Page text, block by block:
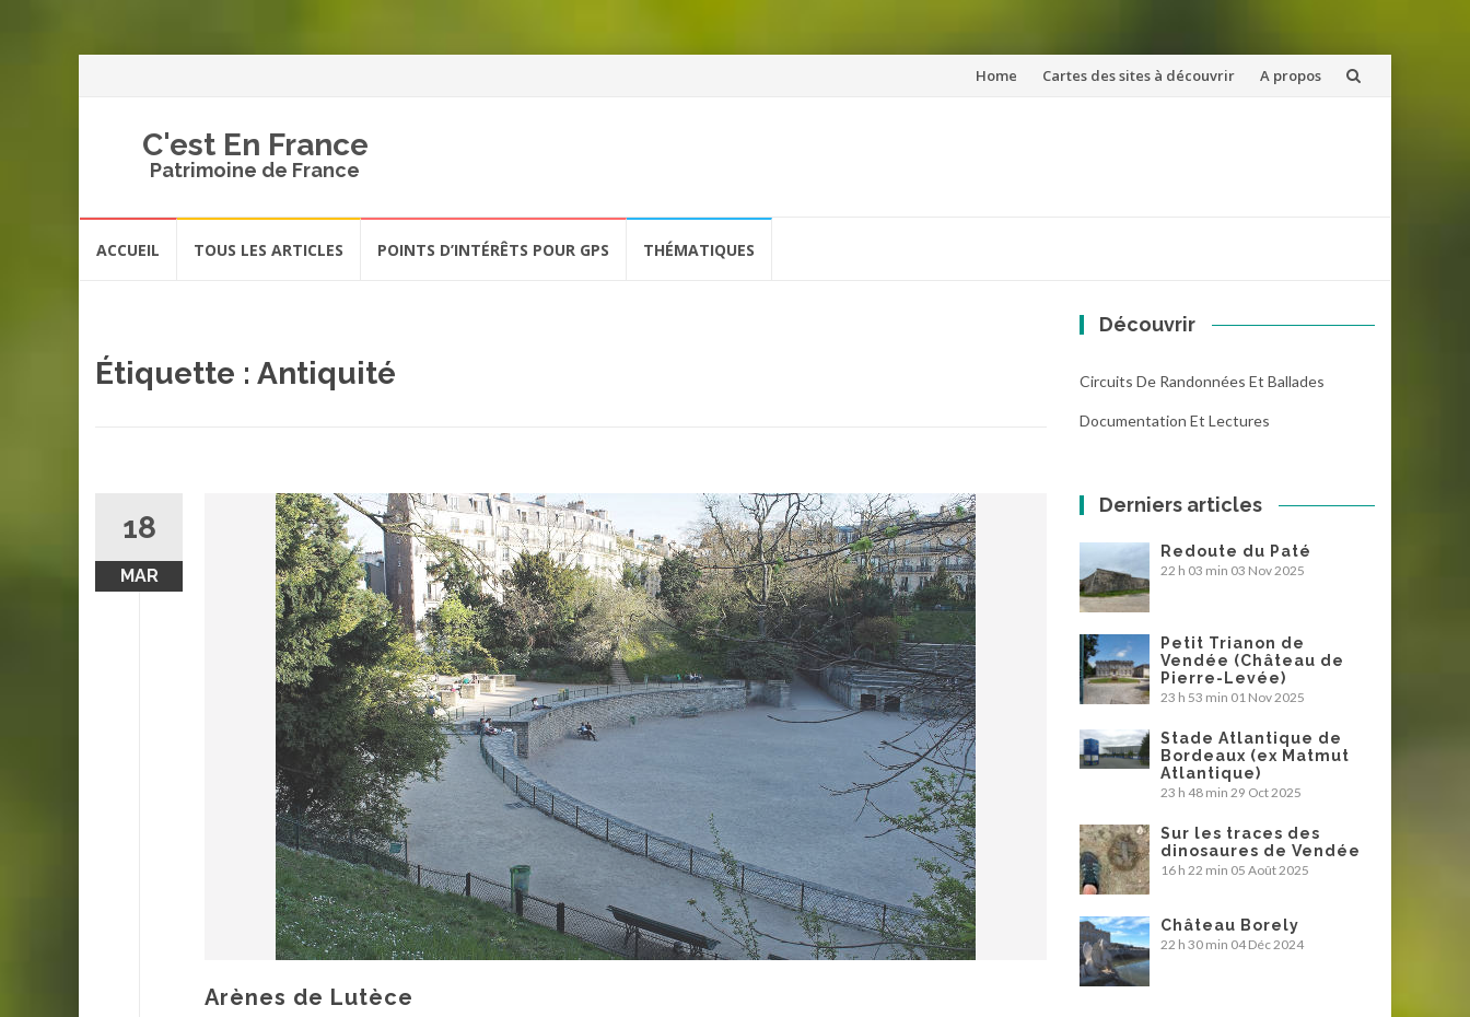
Aller
Home Cartes des sites à découvrir A propos
C'est En France
Patrimoine de France
ACCUEIL TOUS LES ARTICLES POINTS D’INTÉRÊTS POUR GPS THÉMATIQUES
Étiquette : Antiquité
18
MAR
Arènes de Lutèce
Découvrir
Circuits De Randonnées Et Ballades
Documentation Et Lectures
Derniers articles
Redoute du Paté
22 h 03 min 03 Nov 2025
Petit Trianon de
Vendée (Château de
Pierre-Levée)
23 h 53 min 01 Nov 2025
Stade Atlantique de
Bordeaux (ex Matmut
Atlantique)
23 h 48 min 29 Oct 2025
Sur les traces des
dinosaures de Vendée
16 h 22 min 05 Août 2025
Château Borely
22 h 30 min 04 Déc 2024